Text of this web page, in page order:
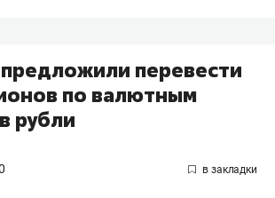
перевести
по валютным
рубли